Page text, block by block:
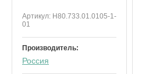
Артикул: Н80.733.01.0105-1-
01
Производитель:
Россия